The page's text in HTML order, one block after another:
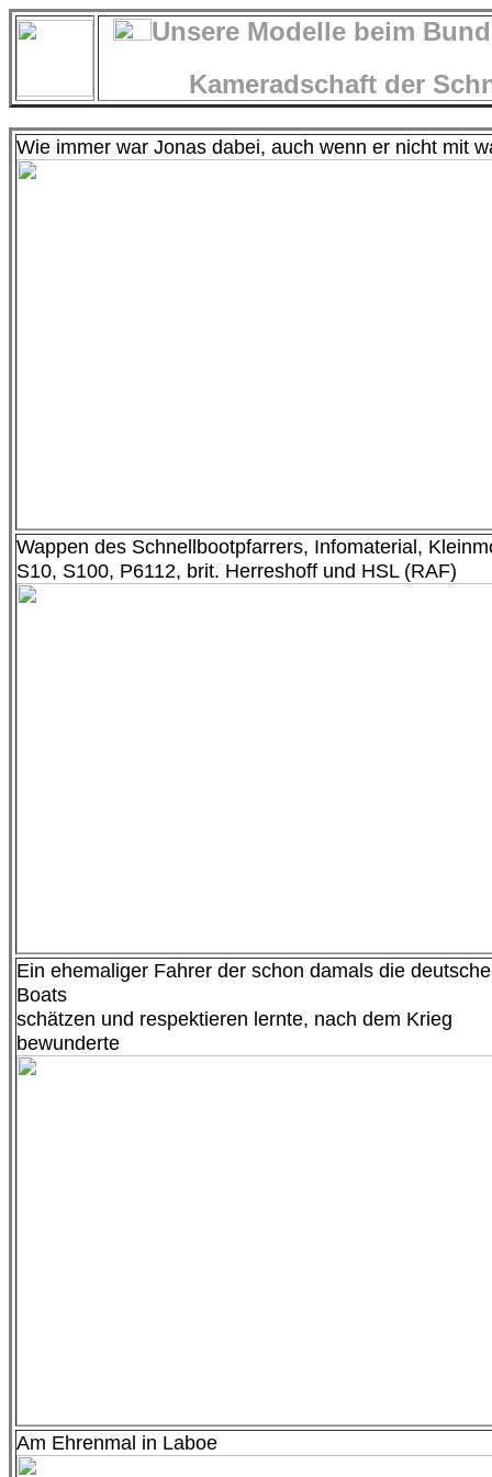
Unsere Modelle beim
Kameradschaft der
Wie immer war Jonas dabei, auch wenn er nicht mit
Wappen des Schnellbootpfarrers, Infomaterial,
S10, S100, P6112, brit. Herreshoff und HSL (RAF)
Ein ehemaliger Fahrer der schon damals die
Boats
schätzen und respektieren lernte, nach dem Krieg
bewunderte
Am Ehrenmal in Laboe